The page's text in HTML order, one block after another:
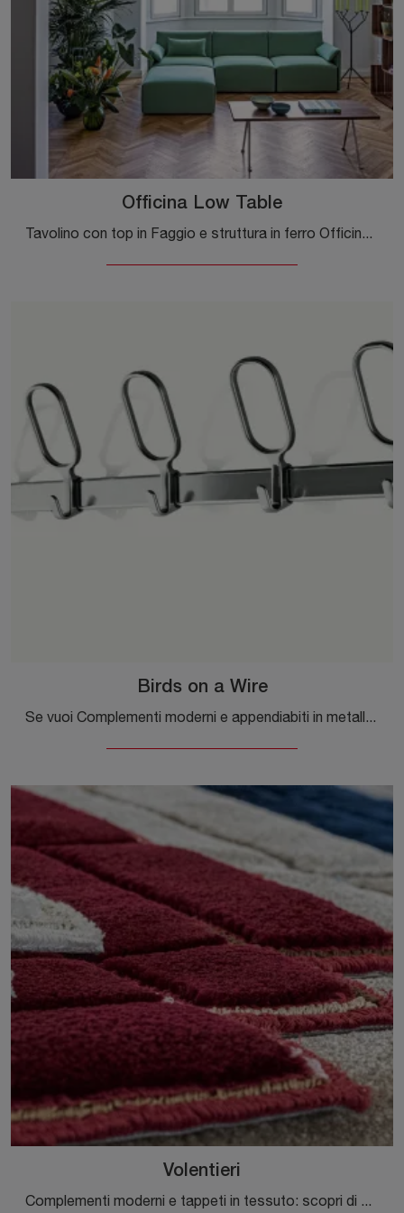
Officina Low Table
Tavolino con top in Faggio e struttura in ferro Officina Low Table di Magis: clicca e ottieni informazioni sui Complementi e tavolini moderni in ...
Birds on a Wire
Se vuoi Complementi moderni e appendiabiti in metallo scopri di più sul modello Birds on a Wire della firma Magis.
Volentieri
Complementi moderni e tappeti in tessuto: scopri di più sul modello Volentieri di Magis e potrai impreziosire i tuoi spazi.